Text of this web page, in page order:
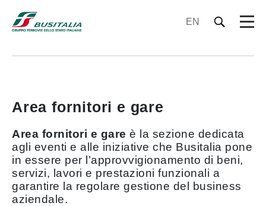
EN
Area fornitori e gare
Area fornitori e gare è la sezione dedicata
agli eventi e alle iniziative che Busitalia pone
in essere per l’approvvigionamento di beni,
servizi, lavori e prestazioni funzionali a
garantire la regolare gestione del business
aziendale.